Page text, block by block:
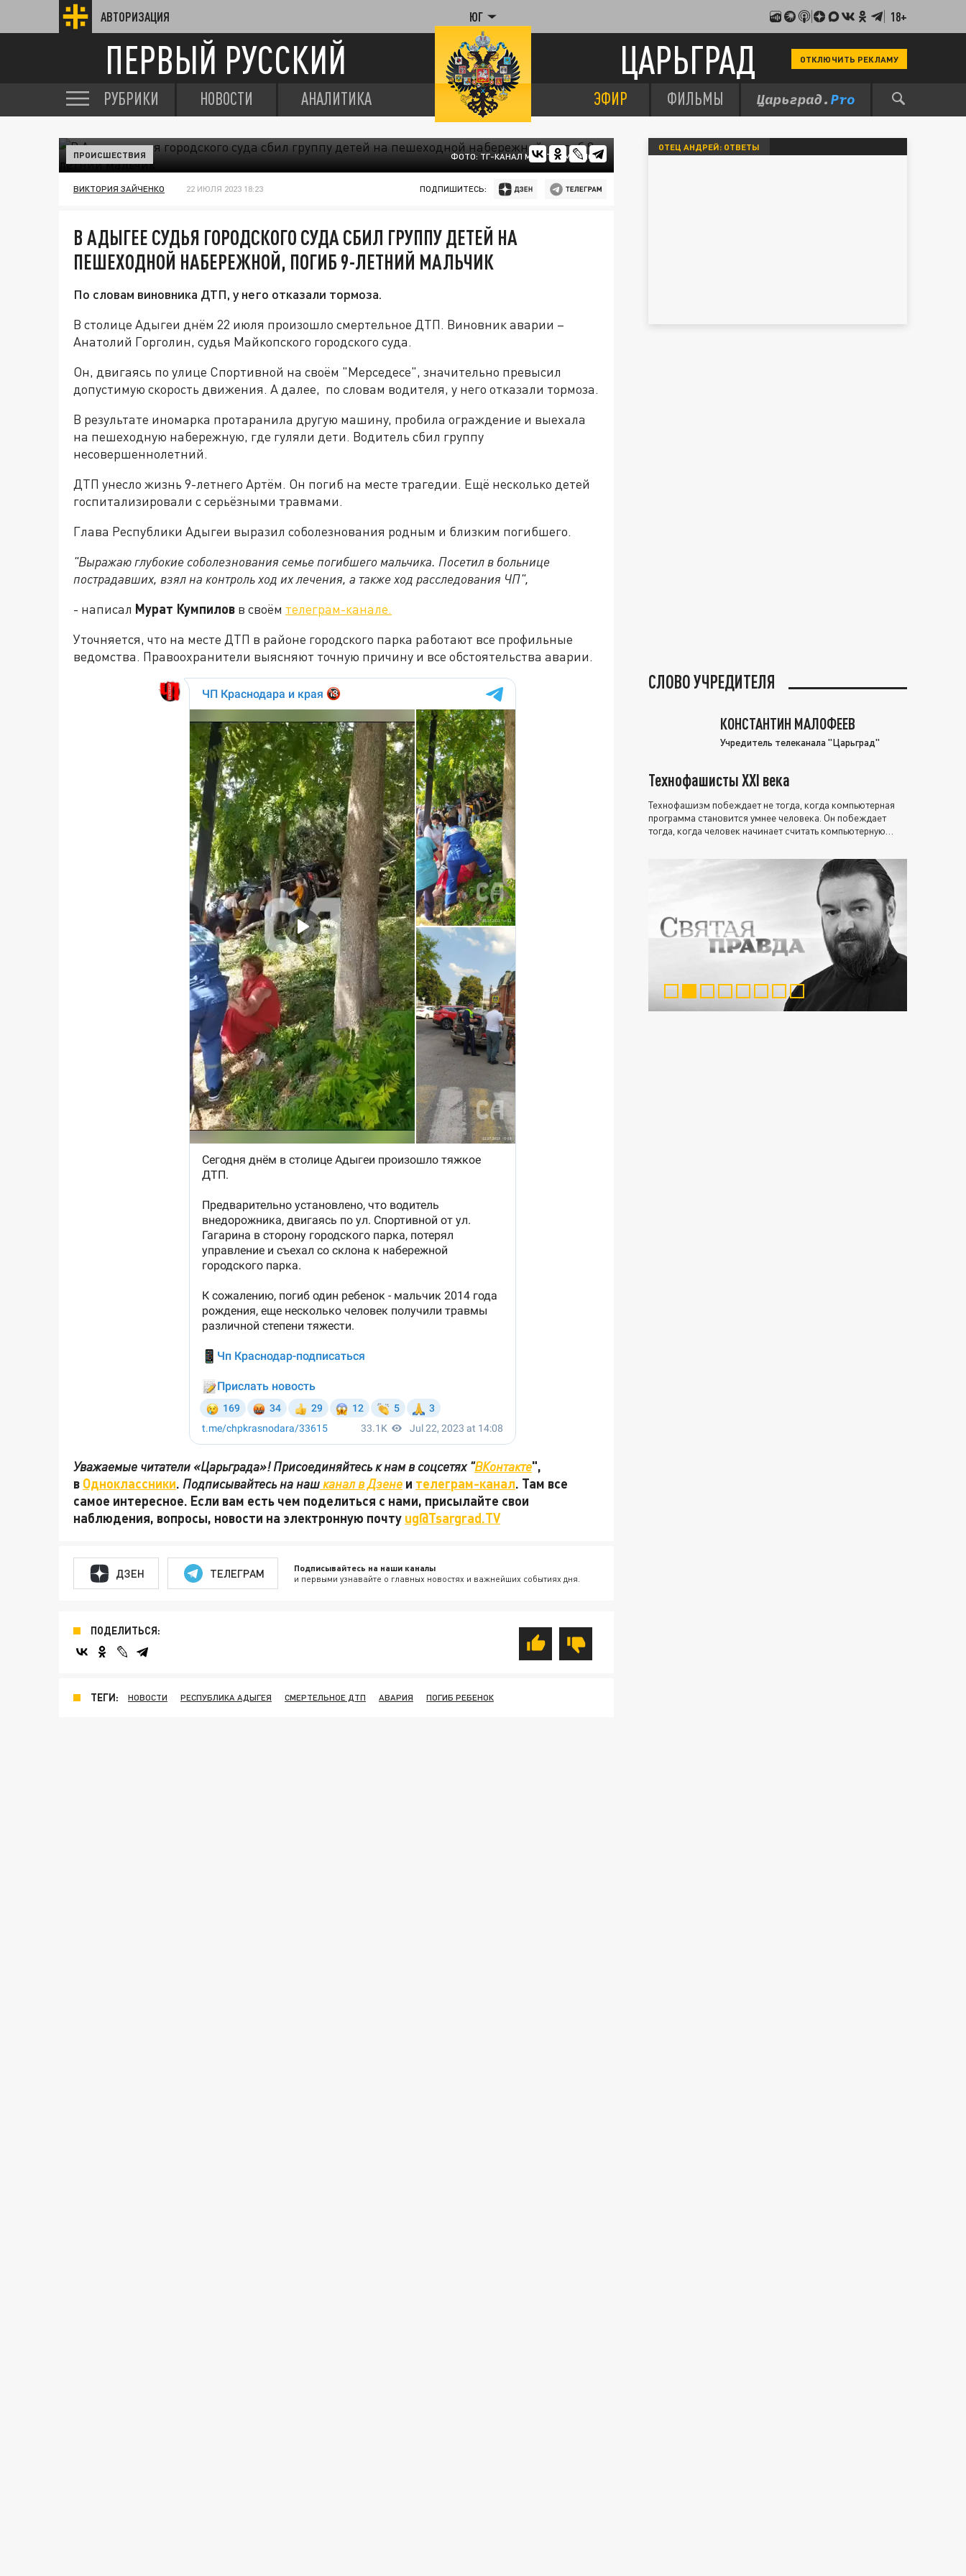
АВТОРИЗАЦИЯ ЮГ 18+
ПЕРВЫЙ РУССКИЙ ЦАРЬГРАД ОТКЛЮЧИТЬ РЕКЛАМУ
РУБРИКИ НОВОСТИ АНАЛИТИКА ЭФИР ФИЛЬМЫ
ФОТО: ТГ-КАНАЛ МУРАТ КУМПИЛОВ
ПРОИСШЕСТВИЯ
ВИКТОРИЯ ЗАЙЧЕНКО 22 ИЮЛЯ 2023 18:23 ПОДПИШИТЕСЬ:
В АДЫГЕЕ СУДЬЯ ГОРОДСКОГО СУДА СБИЛ ГРУППУ ДЕТЕЙ НА
ПЕШЕХОДНОЙ НАБЕРЕЖНОЙ, ПОГИБ 9-ЛЕТНИЙ МАЛЬЧИК
По словам виновника ДТП, у него отказали тормоза.
В столице Адыгеи днём 22 июля произошло смертельное ДТП. Виновник аварии –
Анатолий Горголин, судья Майкопского городского суда.
Он, двигаясь по улице Спортивной на своём "Мерседесе", значительно превысил
допустимую скорость движения. А далее, по словам водителя, у него отказали тормоза.
В результате иномарка протаранила другую машину, пробила ограждение и выехала
на пешеходную набережную, где гуляли дети. Водитель сбил группу
несовершеннолетний.
ДТП унесло жизнь 9-летнего Артëм. Он погиб на месте трагедии. Ещё несколько детей
госпитализировали с серьёзными травмами.
Глава Республики Адыгеи выразил соболезнования родным и близким погибшего.
"Выражаю глубокие соболезнования семье погибшего мальчика. Посетил в больнице
пострадавших, взял на контроль ход их лечения, а также ход расследования ЧП",
- написал Мурат Кумпилов в своём телеграм-канале.
Уточняется, что на месте ДТП в районе городского парка работают все профильные
ведомства. Правоохранители выясняют точную причину и все обстоятельства аварии.
Уважаемые читатели «Царьграда»! Присоединяйтесь к нам в соцсетях "ВКонтакте",
в Одноклассники. Подписывайтесь на нашканал в Дзене и телеграм-канал. Там все
самое интересное. Если вам есть чем поделиться с нами, присылайте свои
наблюдения, вопросы, новости на электронную почту ug@Tsargrad.TV
ДЗЕН ТЕЛЕГРАМ Подписывайтесь на наши каналы
и первыми узнавайте о главных новостях и важнейших событиях дня.
ПОДЕЛИТЬСЯ:
ТЕГИ: НОВОСТИ РЕСПУБЛИКА АДЫГЕЯ СМЕРТЕЛЬНОЕ ДТП АВАРИЯ ПОГИБ РЕБЕНОК
ОТЕЦ АНДРЕЙ: ОТВЕТЫ
СЛОВО УЧРЕДИТЕЛЯ
КОНСТАНТИН МАЛОФЕЕВ
Учредитель телеканала "Царьград"
Технофашисты XXI века
Технофашизм побеждает не тогда, когда компьютерная
программа становится умнее человека. Он побеждает
тогда, когда человек начинает считать компьютерную